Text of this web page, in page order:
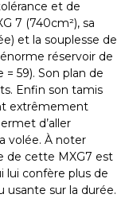
et de
7 (740cm²), sa
et la souplesse de
réservoir de
59). Son plan de
Enfin son tamis
extrêmement
d’aller
volée. À noter
de cette MXG7 est
lui confère plus de
usante sur la durée.